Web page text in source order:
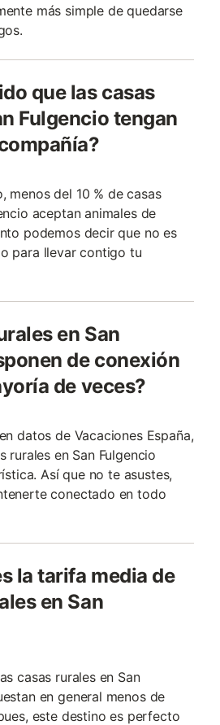
más simple de quedarse
que las casas
Fulgencio tengan
menos del 10 % de casas
aceptan animales de
podemos decir que no es
para llevar contigo tu
en San
de conexión
de veces?
datos de Vacaciones España,
rurales en San Fulgencio
Así que no te asustes,
conectado en todo
la tarifa media de
en San
casas rurales en San
en general menos de
este destino es perfecto